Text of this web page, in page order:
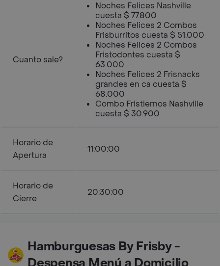
Cuanto sale?
Noches Felices Nashville
cuesta $ 77.800
Noches Felices 2 Combos
Frisburritos cuesta $ 51.000
Noches Felices 2 Combos
Fristodontes cuesta $
63.000
Noches Felices 2 Frisnacks
grandes en ca cuesta $
68.000
Combo Fristiernos Nashville
cuesta $ 30.900
Horario de
Apertura
11:00:00
Horario de
Cierre
20:30:00
Hamburguesas By Frisby -